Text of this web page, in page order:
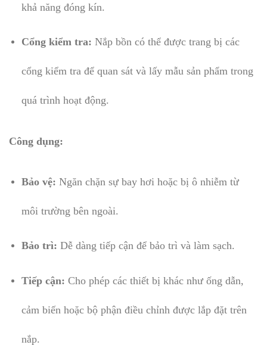
khả năng đóng kín.
Cổng kiểm tra: Nắp bồn có thể được trang bị các
cổng kiểm tra để quan sát và lấy mẫu sản phẩm trong
quá trình hoạt động.
Công dụng:
Bảo vệ: Ngăn chặn sự bay hơi hoặc bị ô nhiễm từ
môi trường bên ngoài.
Bảo trì: Dễ dàng tiếp cận để bảo trì và làm sạch.
Tiếp cận: Cho phép các thiết bị khác như ống dẫn,
cảm biến hoặc bộ phận điều chỉnh được lắp đặt trên
nắp.